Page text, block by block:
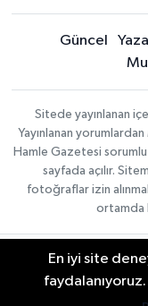
Güncel
Sitede yayınlanan
Yayınlanan
Hamle Gazetesi
sayfada açılır.
fotoğraflar izin
ortamda
Gizlilik
Veri Politikası
En iyi site